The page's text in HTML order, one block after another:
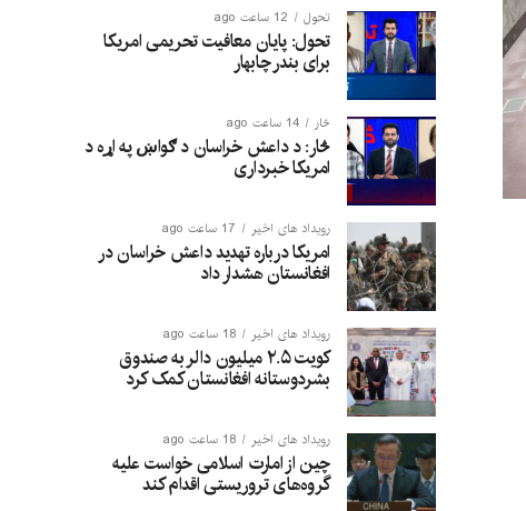
تحول 12 ساعت ago
تحول: پایان معافیت تحریمی امریکا
برای بندر چابهار
څار 14 ساعت ago
څار: د داعش خراسان د ګواښ په اړه د
امریکا خبرداری
رویداد های اخیر 17 ساعت ago
امریکا درباره تهدید داعش خراسان در
افغانستان هشدار داد
رویداد های اخیر 18 ساعت ago
کویت ۲.۵ میلیون دالر به صندوق
بشردوستانه افغانستان کمک کرد
رویداد های اخیر 18 ساعت ago
چین از امارت اسلامی خواست علیه
گروه‌های تروریستی اقدام کند